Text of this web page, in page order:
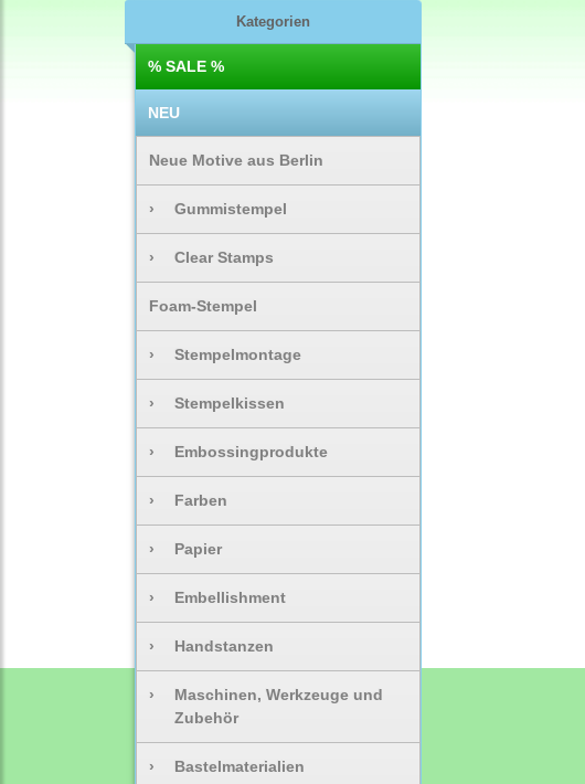
Kategorien
% SALE %
NEU
Neue Motive aus Berlin
› Gummistempel
› Clear Stamps
Foam-Stempel
› Stempelmontage
› Stempelkissen
› Embossingprodukte
› Farben
› Papier
› Embellishment
› Handstanzen
›
Maschinen, Werkzeuge und
Zubehör
› Bastelmaterialien